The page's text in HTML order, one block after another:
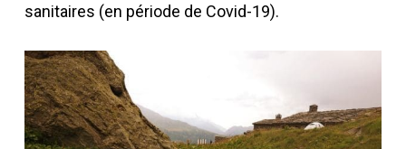
sanitaires (en période de Covid-19).